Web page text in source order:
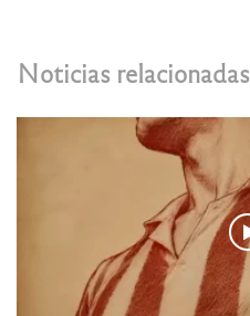
Noticias relacionadas